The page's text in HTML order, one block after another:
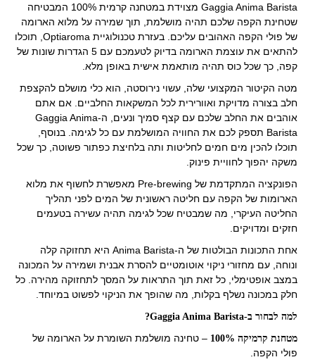
Gaggia Anima Barista מצוידת במטחנה קרמית 100% המבטיחה
שטחינת הקפה שלכם תהיה מושלמת, תוך שמירה על מלוא הארומה
של פולי הקפה האהובים עליכם. בעזרת טכנולוגיית Optiaroma, תוכלו
להתאים את עוצמת הארומה בדיוק לטעמכם עם 5 הגדרות שונות של
קפה, כך שכל כוס תהיה מותאמת אישית באופן מלא.
מטה הקיטור המקצועי שלה, עשוי נירוסטה, הוא כלי מושלם להקצפת
חלב בצורה מדויקת ואוורירית לכל המשקאות החלביים. אם אתם
אוהבים את החלב שלכם עם קצף סמיך ונעים, ה-Gaggia Anima
Barista תספק לכם את החוויה המושלמת עם כל לגימה. בנוסף,
תוכלו להכין מים חמים לחליטות ותה בלחיצת כפתור פשוטה, כך שכל
משקה יהפוך לחוויית פינוק.
הפונקציה המתקדמת של Pre-brewing מאפשרת לחשוף את מלוא
הארומות של הקפה עם חליטה ראשונית של המים לפני תהליך
החליטה העיקרי, מה שמבטיח שכל לגימה תהיה עשירה בטעמים
חזקים ומדויקים.
אחת התכונות הבולטות של ה-Anima Barista היא תחזוקה קלה
ונוחה, עם מחזורי ניקוי אוטומטיים להסרת אבנית ושמירה על המכונה
במצב אופטימלי, כל זאת תוך התראות על המסך לתחזוקה מהירה. כל
חלק במכונה נשלף בקלות, מה שהופך את הניקוי לפשוט במיוחד.
למה לבחור ב-Gaggia Anima Barista?
מטחנת קרמיקה 100%
– טחינה מושלמת השומרת על הארומה של
פולי הקפה.